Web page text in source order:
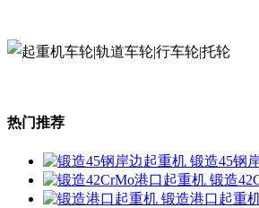
热门推荐
锻造45钢
锻造
锻造港口起重